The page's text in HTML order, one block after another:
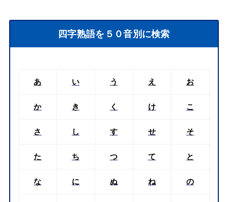
四字熟語を５０音別に検索
あ い う え お
か き く け こ
さ し す せ そ
た ち つ て と
な に ぬ ね の